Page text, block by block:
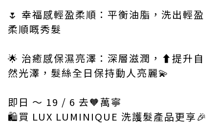
🌷 幸福感輕盈柔順：平衡油脂，洗出輕盈
柔順嘅秀髮
🌟 治癒感保濕亮澤：深層滋潤，⬆️提升自
然光澤，髮絲全日保持動人亮麗💫
即日 ～ 19 / 6 去🧡萬寧
🛍️買 LUX LUMINIQUE 洗護髮產品更享🎉